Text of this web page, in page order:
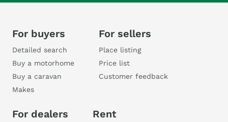
For buyers
Detailed search
Buy a motorhome
Buy a caravan
Makes
For sellers
Place listing
Price list
Customer feedback
For dealers Rent